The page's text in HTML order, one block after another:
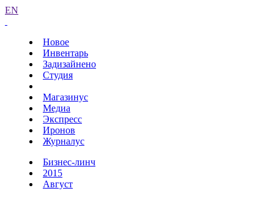
EN
Новое
Инвентарь
Задизайнено
Студия
Магазинус
Медиа
Экспресс
Иронов
Журналус
Бизнес-линч
2015
Август